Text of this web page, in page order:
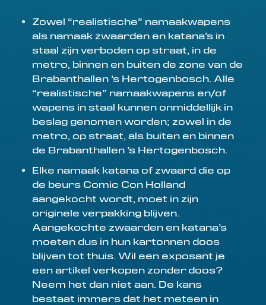
Zowel “realistische” namaakwapens
als namaak zwaarden en katana’s in
staal zijn verboden op straat, in de
metro, binnen en buiten de zone van de
Brabanthallen ’s Hertogenbosch. Alle
“realistische” namaakwapens en/of
wapens in staal kunnen onmiddellijk in
beslag genomen worden; zowel in de
metro, op straat, als buiten en binnen
de Brabanthallen ’s Hertogenbosch.
Elke namaak katana of zwaard die op
de beurs Comic Con Holland
aangekocht wordt, moet in zijn
originele verpakking blijven.
Aangekochte zwaarden en katana’s
moeten dus in hun kartonnen doos
blijven tot thuis. Wil een exposant je
een artikel verkopen zonder doos?
Neem het dan niet aan. De kans
bestaat immers dat het meteen in